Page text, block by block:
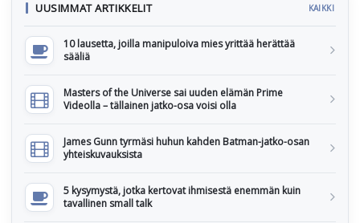
UUSIMMAT ARTIKKELIT KAIKKI
10 lausetta, joilla manipuloiva mies yrittää herättää
sääliä
Masters of the Universe sai uuden elämän Prime
Videolla – tällainen jatko-osa voisi olla
James Gunn tyrmäsi huhun kahden Batman-jatko-osan
yhteiskuvauksista
5 kysymystä, jotka kertovat ihmisestä enemmän kuin
tavallinen small talk